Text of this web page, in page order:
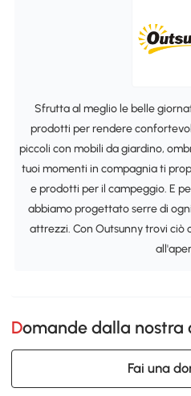
Sfrutta al meglio le belle
prodotti per rendere
piccoli con mobili da giardino,
tuoi momenti in compagnia ti
e prodotti per il campeggio. E
abbiamo progettato serre di
attrezzi. Con Outsunny trovi ciò
Domande dalla
Fai una